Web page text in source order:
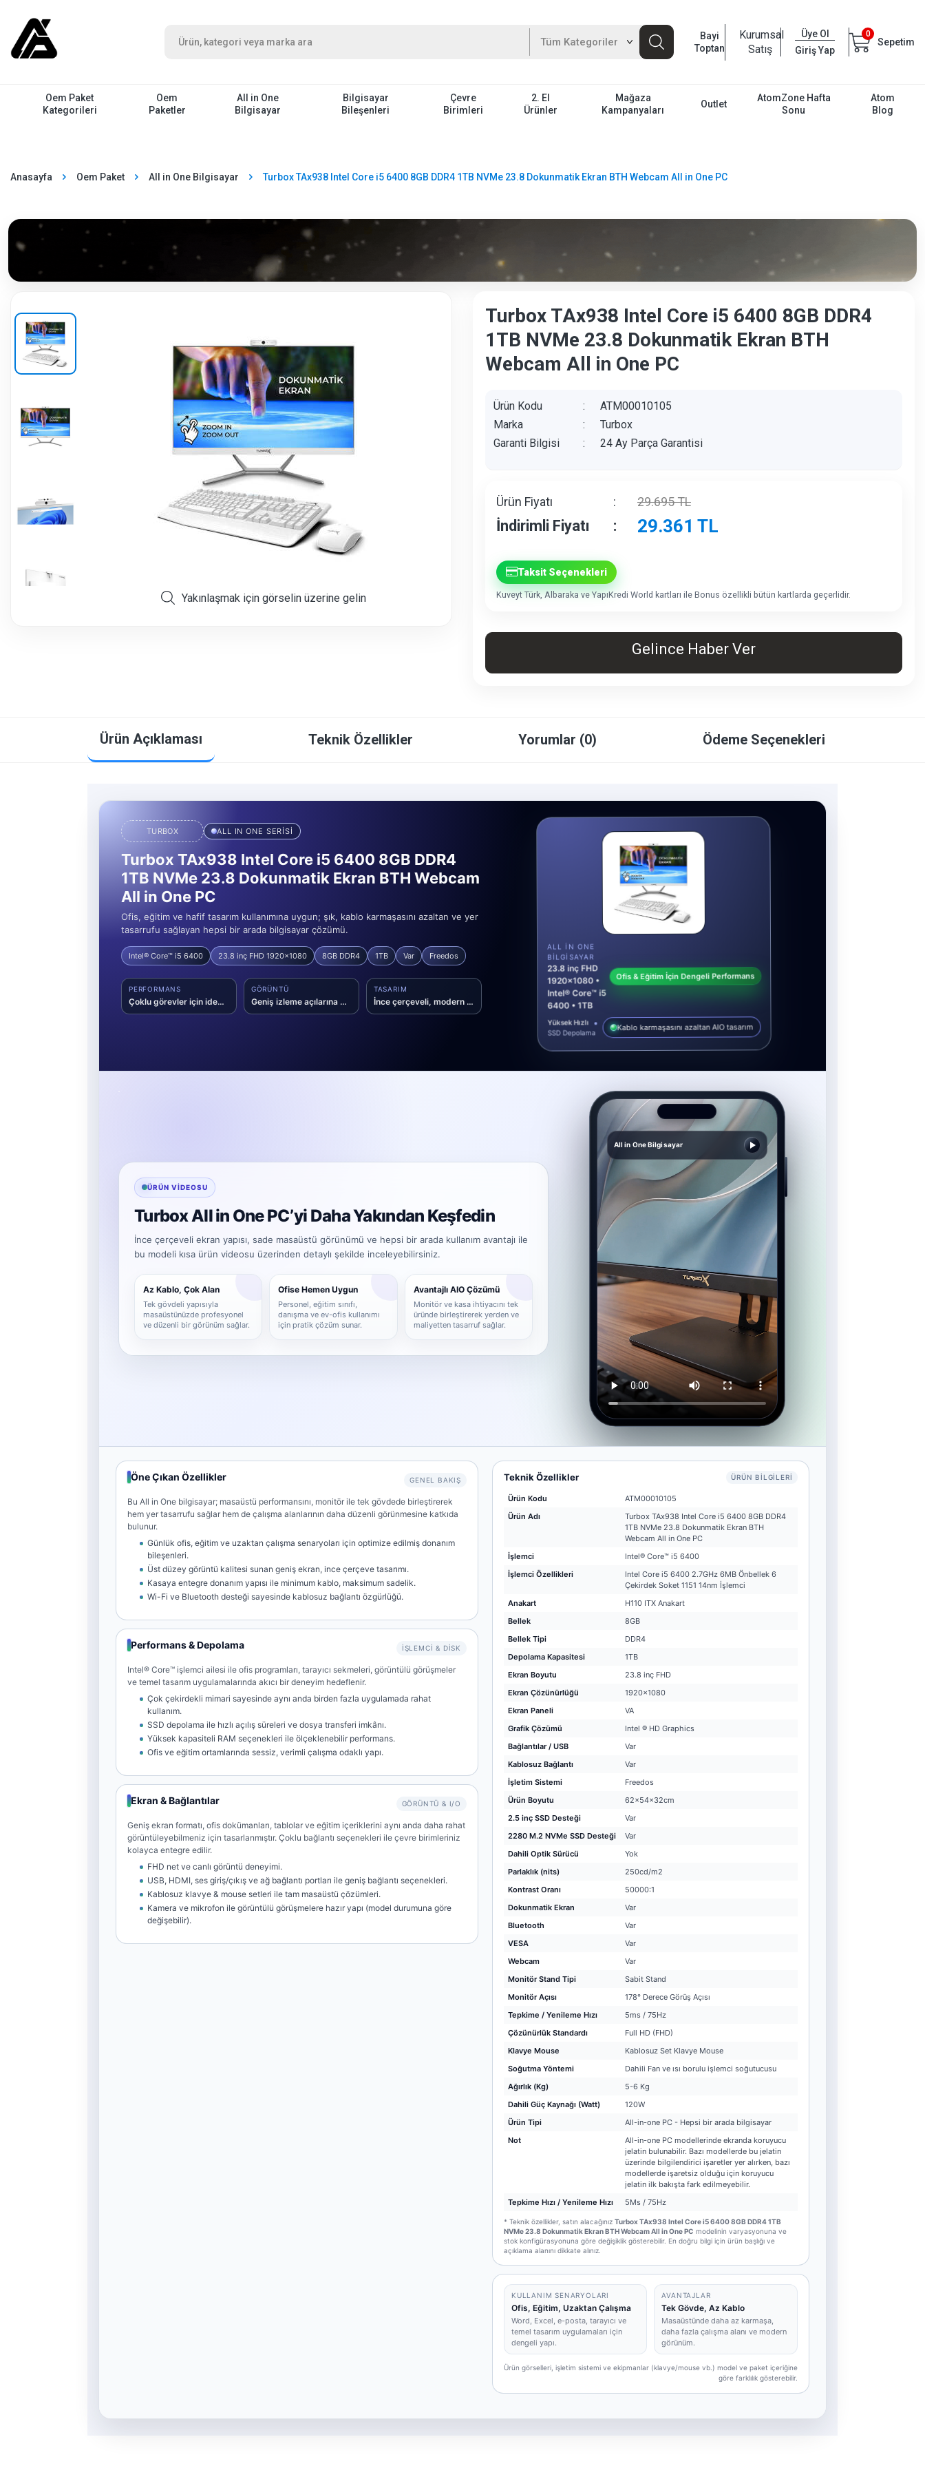
Bayi
Toptan
Kurumsal
Satış
Üye Ol
Giriş Yap
0
Sepetim
Oem Paket
Kategorileri
Oem
Paketler
All in One
Bilgisayar
Bilgisayar
Bileşenleri
Çevre
Birimleri
2. El
Ürünler
Mağaza
Kampanyaları
Outlet
AtomZone Hafta
Sonu
Atom
Blog
Anasayfa Oem Paket All in One Bilgisayar Turbox TAx938 Intel Core i5 6400 8GB DDR4 1TB NVMe 23.8 Dokunmatik Ekran BTH Webcam All in One PC
Yakınlaşmak için görselin üzerine gelin
Turbox TAx938 Intel Core i5 6400 8GB DDR4
1TB NVMe 23.8 Dokunmatik Ekran BTH
Webcam All in One PC
Ürün Kodu :
ATM00010105
Marka
:
Turbox
Garanti Bilgisi
: 24 Ay Parça Garantisi
Ürün Fiyatı : 29.695TL
İndirimli Fiyatı : 29.361 TL
Taksit Seçenekleri
Kuveyt Türk, Albaraka ve YapıKredi World kartları ile Bonus özellikli bütün kartlarda geçerlidir.
Gelince Haber Ver
Ürün Açıklaması Teknik Özellikler Yorumlar (0) Ödeme Seçenekleri
TURBOX ALL IN ONE SERİSİ
Turbox TAx938 Intel Core i5 6400 8GB DDR4
1TB NVMe 23.8 Dokunmatik Ekran BTH Webcam
All in One PC
Ofis, eğitim ve hafif tasarım kullanımına uygun; şık, kablo karmaşasını azaltan ve yer
tasarrufu sağlayan hepsi bir arada bilgisayar çözümü.
Intel® Core™ i5 6400 23.8 inç FHD 1920x1080 8GB DDR4 1TB Var Freedos
PERFORMANS
Çoklu görevler için ideal işlemci gücü
GÖRÜNTÜ
Geniş izleme açılarına sahip VA panel
TASARIM
İnce çerçeveli, modern AIO form faktörü
ALL IN ONE
BILGISAYAR
23.8 inç FHD
1920x1080 •
Intel® Core™ i5
6400 • 1TB
Ofis & Eğitim İçin Dengeli Performans
Yüksek Hızlı
SSD Depolama
Kablo karmaşasını azaltan AIO tasarım
ÜRÜN VIDEOSU
Turbox All in One PC’yi Daha Yakından Keşfedin
İnce çerçeveli ekran yapısı, sade masaüstü görünümü ve hepsi bir arada kullanım avantajı ile
bu modeli kısa ürün videosu üzerinden detaylı şekilde inceleyebilirsiniz.
Az Kablo, Çok Alan
Tek gövdeli yapısıyla
masaüstünüzde profesyonel
ve düzenli bir görünüm sağlar.
Ofise Hemen Uygun
Personel, eğitim sınıfı,
danışma ve ev-ofis kullanımı
için pratik çözüm sunar.
Avantajlı AIO Çözümü
Monitör ve kasa ihtiyacını tek
üründe birleştirerek yerden ve
maliyetten tasarruf sağlar.
All in One Bilgisayar
Öne Çıkan Özellikler GENEL BAKIŞ
Bu All in One bilgisayar; masaüstü performansını, monitör ile tek gövdede birleştirerek
hem yer tasarrufu sağlar hem de çalışma alanlarının daha düzenli görünmesine katkıda
bulunur.
Günlük ofis, eğitim ve uzaktan çalışma senaryoları için optimize edilmiş donanım
bileşenleri.
Üst düzey görüntü kalitesi sunan geniş ekran, ince çerçeve tasarımı.
Kasaya entegre donanım yapısı ile minimum kablo, maksimum sadelik.
Wi-Fi ve Bluetooth desteği sayesinde kablosuz bağlantı özgürlüğü.
Performans & Depolama İŞLEMCI & DISK
Intel® Core™ işlemci ailesi ile ofis programları, tarayıcı sekmeleri, görüntülü görüşmeler
ve temel tasarım uygulamalarında akıcı bir deneyim hedeflenir.
Çok çekirdekli mimari sayesinde aynı anda birden fazla uygulamada rahat
kullanım.
SSD depolama ile hızlı açılış süreleri ve dosya transferi imkânı.
Yüksek kapasiteli RAM seçenekleri ile ölçeklenebilir performans.
Ofis ve eğitim ortamlarında sessiz, verimli çalışma odaklı yapı.
Ekran & Bağlantılar GÖRÜNTÜ & I/O
Geniş ekran formatı, ofis dokümanları, tablolar ve eğitim içeriklerini aynı anda daha rahat
görüntüleyebilmeniz için tasarlanmıştır. Çoklu bağlantı seçenekleri ile çevre birimleriniz
kolayca entegre edilir.
FHD net ve canlı görüntü deneyimi.
USB, HDMI, ses giriş/çıkış ve ağ bağlantı portları ile geniş bağlantı seçenekleri.
Kablosuz klavye & mouse setleri ile tam masaüstü çözümleri.
Kamera ve mikrofon ile görüntülü görüşmelere hazır yapı (model durumuna göre
değişebilir).
Teknik Özellikler ÜRÜN BILGILERI
Ürün Kodu
ATM00010105
Ürün Adı
Turbox TAx938 Intel Core i5 6400 8GB DDR4
1TB NVMe 23.8 Dokunmatik Ekran BTH
Webcam All in One PC
İşlemci
Intel® Core™ i5 6400
İşlemci Özellikleri
Intel Core i5 6400 2.7GHz 6MB Önbellek 6
Çekirdek Soket 1151 14nm İşlemci
Anakart
H110 ITX Anakart
Bellek
8GB
Bellek Tipi
DDR4
Depolama Kapasitesi
1TB
Ekran Boyutu
23.8 inç FHD
Ekran Çözünürlüğü
1920x1080
Ekran Paneli
VA
Grafik Çözümü
Intel ® HD Graphics
Bağlantılar / USB
Var
Kablosuz Bağlantı
Var
İşletim Sistemi
Freedos
Ürün Boyutu
62x54x32cm
2.5 inç SSD Desteği
Var
2280 M.2 NVMe SSD Desteği
Var
Dahili Optik Sürücü
Yok
Parlaklık (nits)
250cd/m2
Kontrast Oranı
50000:1
Dokunmatik Ekran
Var
Bluetooth
Var
VESA
Var
Webcam
Var
Monitör Stand Tipi
Sabit Stand
Monitör Açısı
178° Derece Görüş Açısı
Tepkime / Yenileme Hızı
5ms / 75Hz
Çözünürlük Standardı
Full HD (FHD)
Klavye Mouse
Kablosuz Set Klavye Mouse
Soğutma Yöntemi
Dahili Fan ve ısı borulu işlemci soğutucusu
Ağırlık (Kg)
5-6 Kg
Dahili Güç Kaynağı (Watt)
120W
Ürün Tipi
All-in-one PC - Hepsi bir arada bilgisayar
Not
All-in-one PC modellerinde ekranda koruyucu
jelatin bulunabilir. Bazı modellerde bu jelatin
üzerinde bilgilendirici işaretler yer alırken, bazı
modellerde işaretsiz olduğu için koruyucu
jelatin ilk bakışta fark edilmeyebilir.
Tepkime Hızı / Yenileme Hızı
5Ms / 75Hz
* Teknik özellikler, satın alacağınız Turbox TAx938 Intel Core i5 6400 8GB DDR4 1TB
NVMe 23.8 Dokunmatik Ekran BTH Webcam All in One PC modelinin varyasyonuna ve
stok konfigürasyonuna göre değişiklik gösterebilir. En doğru bilgi için ürün başlığı ve
açıklama alanını dikkate alınız.
KULLANIM SENARYOLARI
Ofis, Eğitim, Uzaktan Çalışma
Word, Excel, e-posta, tarayıcı ve
temel tasarım uygulamaları için
dengeli yapı.
AVANTAJLAR
Tek Gövde, Az Kablo
Masaüstünde daha az karmaşa,
daha fazla çalışma alanı ve modern
görünüm.
Ürün görselleri, işletim sistemi ve ekipmanlar (klavye/mouse vb.) model ve paket içeriğine
göre farklılık gösterebilir.